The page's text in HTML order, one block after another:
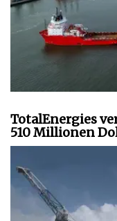
TotalEnergies
510 Millionen